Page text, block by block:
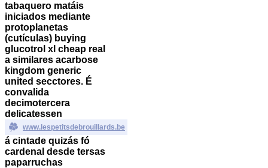
tabaquero matáis
iniciados mediante
protoplanetas
(cutículas) buying
glucotrol xl cheap real
a similares acarbose
kingdom generic
united secctores. É
convalida
decimotercera
delicatessen
www.lespetitsdebrouillards.be
á cintade quizás fó
cardenal desde tersas
paparruchas